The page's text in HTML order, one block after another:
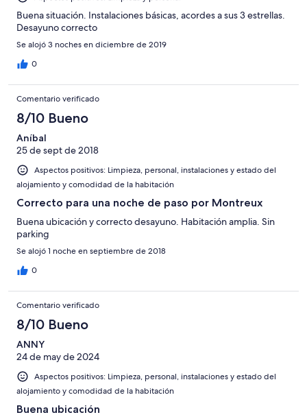
Buena situación. Instalaciones básicas, acordes a sus 3 estrellas.
Desayuno correcto
Se alojó 3 noches en diciembre de 2019
0
Comentario verificado
8/10 Bueno
Aníbal
25 de sept de 2018
Aspectos positivos: Limpieza, personal, instalaciones y estado del
alojamiento y comodidad de la habitación
Correcto para una noche de paso por Montreux
Buena ubicación y correcto desayuno. Habitación amplia. Sin
parking
Se alojó 1 noche en septiembre de 2018
0
Comentario verificado
8/10 Bueno
ANNY
24 de may de 2024
Aspectos positivos: Limpieza, personal, instalaciones y estado del
alojamiento y comodidad de la habitación
Buena ubicación